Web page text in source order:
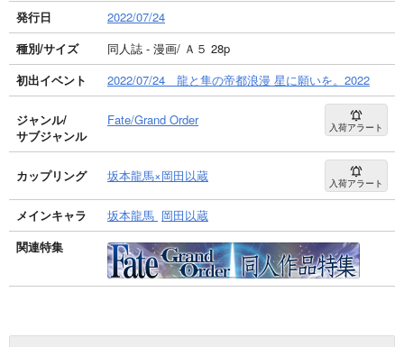
発行日
2022/07/24
種別/サイズ
同人誌 - 漫画/ Ａ５ 28p
初出イベント
2022/07/24 龍と隼の帝都浪漫 星に願いを。2022
ジャンル/
サブジャンル
Fate/Grand Order 入荷アラート
カップリング 坂本龍馬×岡田以蔵 入荷アラート
メインキャラ 坂本龍馬 岡田以蔵
関連特集